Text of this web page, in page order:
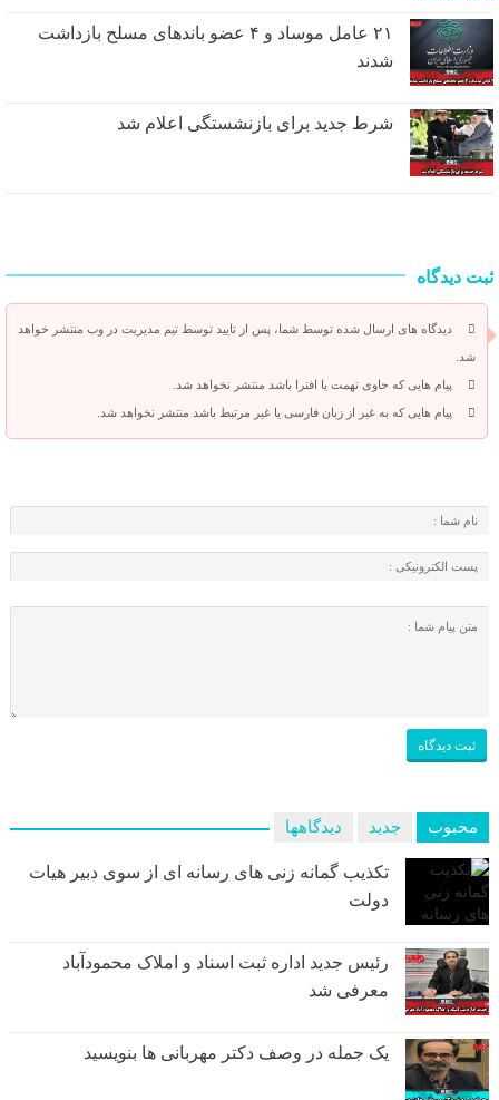
۲۱ عامل موساد و ۴ عضو باند‌های مسلح بازداشت
شدند
شرط جدید برای بازنشستگی اعلام شد
ثبت دیدگاه
دیدگاه های ارسال شده توسط شما، پس از تایید توسط تیم مدیریت در وب منتشر خواهد
شد.
پیام هایی که حاوی تهمت یا افترا باشد منتشر نخواهد شد.
پیام هایی که به غیر از زبان فارسی یا غیر مرتبط باشد منتشر نخواهد شد.
محبوب جدید دیدگاهها
تکذیب گمانه زنی های رسانه ای از سوی دبیر هیات
دولت
رئیس جدید اداره ثبت اسناد و املاک محمودآباد
معرفی شد
یک جمله در وصف دکتر مهربانی ها بنویسید